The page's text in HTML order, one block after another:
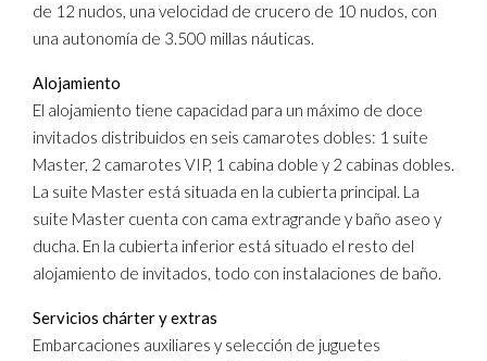
de 12 nudos, una velocidad de crucero de 10 nudos, con
una autonomía de 3.500 millas náuticas.
Alojamiento
El alojamiento tiene capacidad para un máximo de doce
invitados distribuidos en seis camarotes dobles: 1 suite
Master, 2 camarotes VIP, 1 cabina doble y 2 cabinas dobles.
La suite Master está situada en la cubierta principal. La
suite Master cuenta con cama extragrande y baño aseo y
ducha. En la cubierta inferior está situado el resto del
alojamiento de invitados, todo con instalaciones de baño.
Servicios chárter y extras
Embarcaciones auxiliares y selección de juguetes